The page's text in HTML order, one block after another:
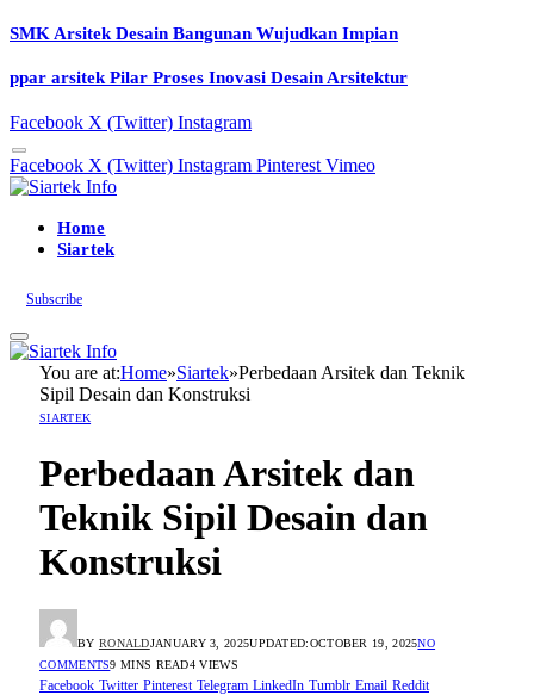
SMK Arsitek Desain Bangunan Wujudkan Impian
ppar arsitek Pilar Proses Inovasi Desain Arsitektur
Facebook X (Twitter) Instagram
Facebook X (Twitter) Instagram Pinterest Vimeo
Home
Siartek
Subscribe
You are at:Home»Siartek»Perbedaan Arsitek dan Teknik
Sipil Desain dan Konstruksi
SIARTEK
Perbedaan Arsitek dan
Teknik Sipil Desain dan
Konstruksi
BY RONALDJANUARY 3, 2025UPDATED:OCTOBER 19, 2025NO
COMMENTS9 MINS READ4VIEWS
Facebook Twitter Pinterest Telegram LinkedIn Tumblr Email Reddit